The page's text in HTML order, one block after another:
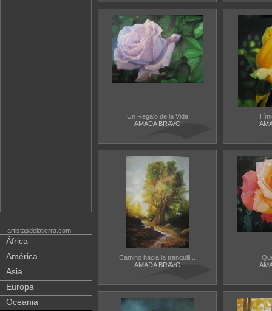
artistasdelatierra.com:
África
América
Asia
Europa
Oceania
Un Regalo de la Vida
AMADA BRAVO
Camino hacia la tranquili...
AMADA BRAVO